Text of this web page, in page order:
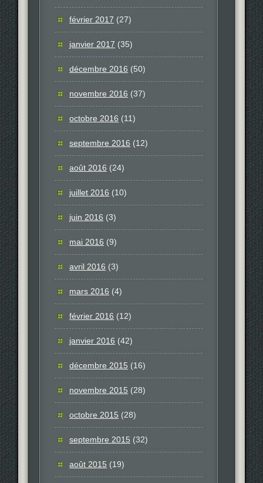
février 2017 (27)
janvier 2017 (35)
décembre 2016 (50)
novembre 2016 (37)
octobre 2016 (11)
septembre 2016 (12)
août 2016 (24)
juillet 2016 (10)
juin 2016 (3)
mai 2016 (9)
avril 2016 (3)
mars 2016 (4)
février 2016 (12)
janvier 2016 (42)
décembre 2015 (16)
novembre 2015 (28)
octobre 2015 (28)
septembre 2015 (32)
août 2015 (19)